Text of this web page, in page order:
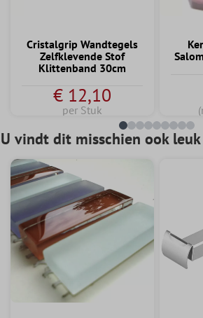
Cristalgrip Wandtegels
Zelfklevende Stof
Klittenband 30cm
€ 12,10
per Stuk
U vindt dit misschien ook leuk